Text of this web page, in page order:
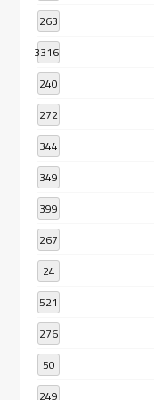
263
3316
240
272
344
349
399
267
24
521
276
50